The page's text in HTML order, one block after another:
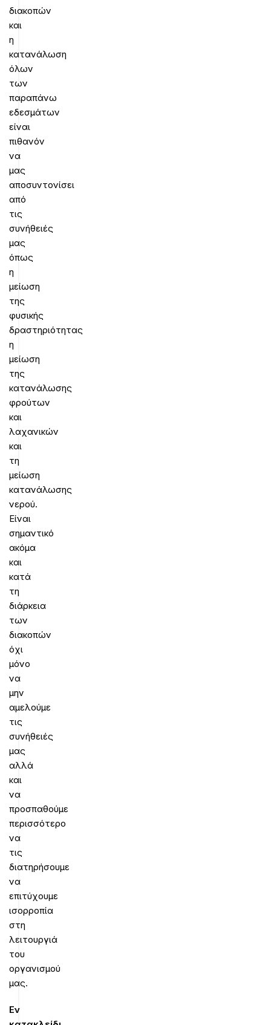
διακοπών
και
η
κατανάλωση
όλων
των
παραπάνω
εδεσμάτων
είναι
πιθανόν
να
μας
αποσυντονίσει
από
τις
συνήθειές
μας
όπως
η
μείωση
της
φυσικής
δραστηριότητας
η
μείωση
της
κατανάλωσης
φρούτων
και
λαχανικών
και
τη
μείωση
κατανάλωσης
νερού.
Είναι
σημαντικό
ακόμα
και
κατά
τη
διάρκεια
των
διακοπών
όχι
μόνο
να
μην
αμελούμε
τις
συνήθειές
μας
αλλά
και
να
προσπαθούμε
περισσότερο
να
τις
διατηρήσουμε
να
επιτύχουμε
ισορροπία
στη
λειτουργιά
του
οργανισμού
μας.
Εν